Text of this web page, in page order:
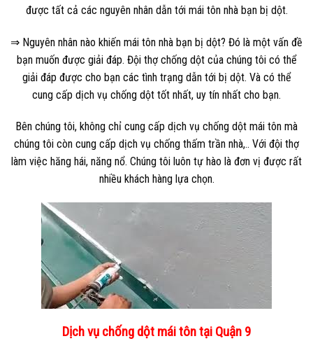
được tất cả các nguyên nhân dẫn tới mái tôn nhà bạn bị dột.
⇒ Nguyên nhân nào khiến mái tôn nhà bạn bị dột? Đó là một vấn đề
bạn muốn được giải đáp. Đội thợ chống dột của chúng tôi có thể
giải đáp được cho bạn các tình trạng dẫn tới bị dột. Và có thể
cung cấp dịch vụ chống dột tốt nhất, uy tín nhất cho bạn.
Bên chúng tôi, không chỉ cung cấp dịch vụ chống dột mái tôn mà
chúng tôi còn cung cấp dịch vụ chống thấm trần nhà,.. Với đội thợ
làm việc hăng hái, năng nổ. Chúng tôi luôn tự hào là đơn vị được rất
nhiều khách hàng lựa chọn.
Dịch vụ chống dột mái tôn tại Quận 9